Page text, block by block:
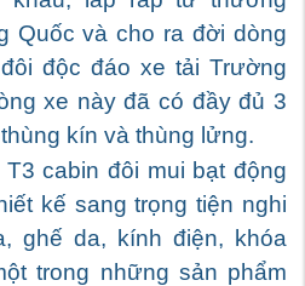
Quốc và cho ra đời dòng
độc đáo xe tải Trường
xe này đã có đầy đủ 3
kín và thùng lửng.
cabin đôi mui bạt động
kế sang trọng tiện nghi
ghế da, kính điện, khóa
trong những sản phẩm